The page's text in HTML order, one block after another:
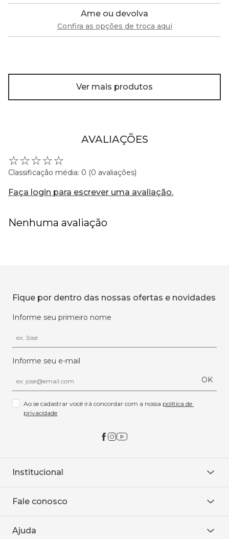
Ame ou devolva
Confira as opções de troca aqui
Ver mais produtos
AVALIAÇÕES
☆☆☆☆☆
Classificação média: 0 (0 avaliações)
Faça login para escrever uma avaliação.
Nenhuma avaliação
Fique por dentro das nossas ofertas e novidades
Informe seu primeiro nome
Informe seu e-mail
OK
Ao se cadastrar você irá concordar com a nossa política de
privacidade
Institucional
Onde encontrar
Baixe o APP
Fale conosco
WhatsApp
Ajuda